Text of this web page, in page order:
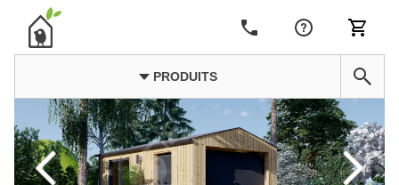
PRODUITS